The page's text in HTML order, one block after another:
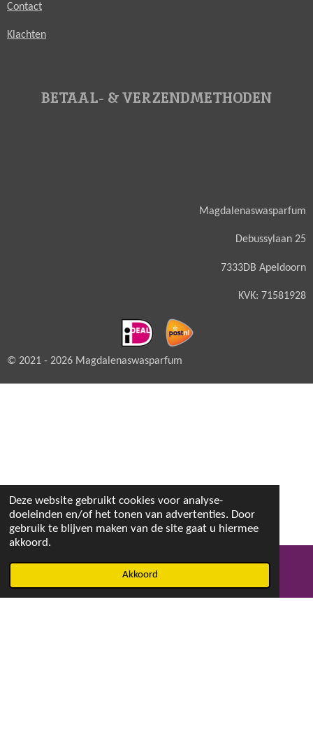
Deze website gebruikt cookies voor analyse-
doeleinden en/of het tonen van advertenties. Door
gebruik te blijven maken van de site gaat u hiermee
akkoord.
Akkoord
Contact
Klachten
BETAAL- & VERZENDMETHODEN
Magdalenaswasparfum
Debussylaan 25
7333DB Apeldoorn
KVK: 71581928
© 2021 - 2026 Magdalenaswasparfum